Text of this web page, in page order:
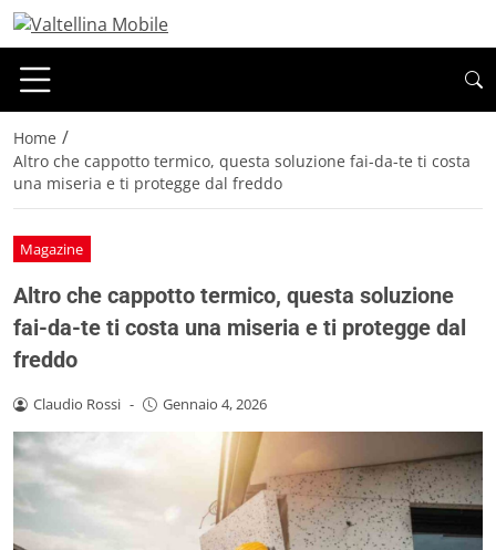
Home /
Altro che cappotto termico, questa soluzione fai-da-te ti costa
una miseria e ti protegge dal freddo
Magazine
Altro che cappotto termico, questa soluzione
fai-da-te ti costa una miseria e ti protegge dal
freddo
Claudio Rossi - Gennaio 4, 2026